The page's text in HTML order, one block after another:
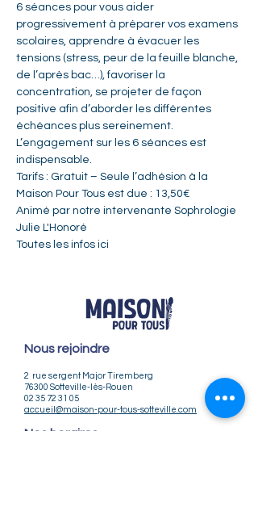
6 séances pour vous aider
progressivement à préparer vos examens
scolaires, apprendre à évacuer les
tensions (stress, peur de la feuille blanche,
de l’après bac…), favoriser la
concentration, se projeter de façon
positive afin d’aborder les différentes
échéances plus sereinement.
L’engagement sur les 6 séances est
indispensable.
Tarifs : Gratuit – Seule l’adhésion à la
Maison Pour Tous est due : 13,50€
Animé par notre intervenante Sophrologie
Julie L'Honoré
Toutes les infos ici
Nous rejoindre
2 rue sergent Major Tiremberg
76300 Sotteville-lès-Rouen
02 35 72 31 05
accueil@maison-pour-tous-sotteville.com
Nos horaires